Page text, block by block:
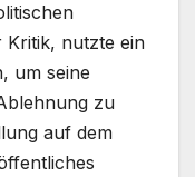
Kritik, nutzte ein
um seine
zu
auf dem